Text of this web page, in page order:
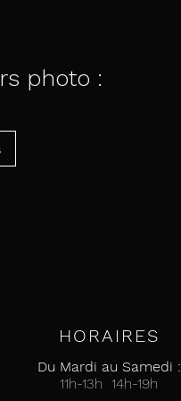
photo :
HORAIRES
Du Mardi au Samedi :
11h-13h 14h-19h